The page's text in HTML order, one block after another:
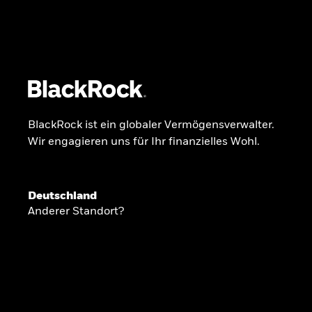
INSIDE THE MARKET
BlackRock ist ein globaler Vermögensverwalter.
Wir engagieren uns für Ihr finanzielles Wohl.
Deutschland
Anderer Standort?